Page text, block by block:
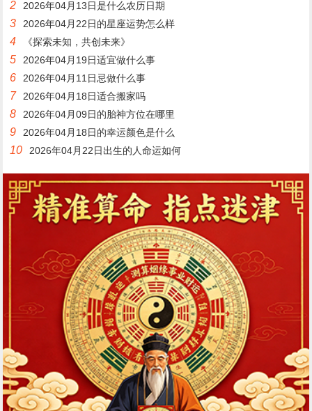
2 2026年04月13日是什么农历日期
3 2026年04月22日的星座运势怎么样
4 《探索未知，共创未来》
5 2026年04月19日适宜做什么事
6 2026年04月11日忌做什么事
7 2026年04月18日适合搬家吗
8 2026年04月09日的胎神方位在哪里
9 2026年04月18日的幸运颜色是什么
10 2026年04月22日出生的人命运如何